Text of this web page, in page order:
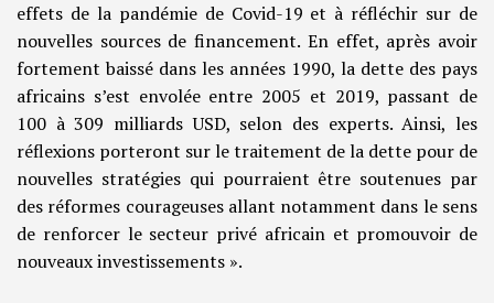
effets de la pandémie de Covid-19 et à réfléchir sur de
nouvelles sources de financement. En effet, après avoir
fortement baissé dans les années 1990, la dette des pays
africains s’est envolée entre 2005 et 2019, passant de
100 à 309 milliards USD, selon des experts. Ainsi, les
réflexions porteront sur le traitement de la dette pour de
nouvelles stratégies qui pourraient être soutenues par
des réformes courageuses allant notamment dans le sens
de renforcer le secteur privé africain et promouvoir de
nouveaux investissements ».